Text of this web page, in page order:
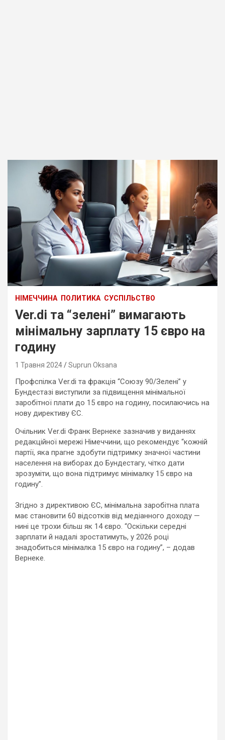
НІМЕЧЧИНА ПОЛИТИКА СУСПІЛЬСТВО
Ver.di та “зелені” вимагають
мінімальну зарплату 15 євро на
годину
1 Травня 2024 Suprun Oksana
Профспілка Ver.di та фракція “Союзу 90/Зелені” у
Бундестазі виступили за підвищення мінімальної
заробітної плати до 15 євро на годину, посилаючись на
нову директиву ЄС.
Очільник Ver.di Франк Вернеке зазначив у виданнях
редакційної мережі Німеччини, що рекомендує “кожній
партії, яка прагне здобути підтримку значної частини
населення на виборах до Бундестагу, чітко дати
зрозуміти, що вона підтримує мінімалку 15 євро на
годину”.
Згідно з директивою ЄС, мінімальна заробітна плата
має становити 60 відсотків від медіанного доходу —
нині це трохи більш як 14 євро. “Оскільки середні
зарплати й надалі зростатимуть, у 2026 році
знадобиться мінімалка 15 євро на годину”, – додав
Вернеке.